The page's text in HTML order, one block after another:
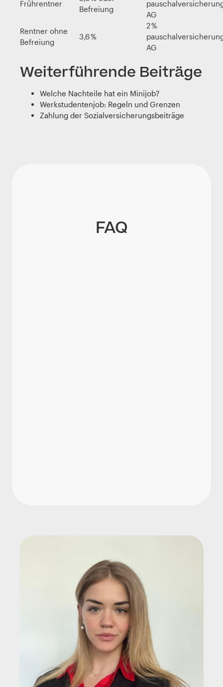
Frührentner
Befreiung
pauschal
AG
Rentner ohne
Befreiung
3,6 %
2 %
pauschal
AG
Weiterführende Beiträge
Welche Nachteile hat ein Minijob?
Werkstudentenjob: Regeln und Grenzen
Zahlung der Sozialversicherungsbeiträge
FAQ